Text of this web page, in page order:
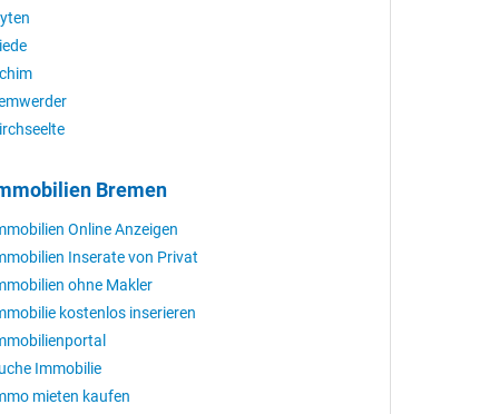
Bremen
Online Anzeigen
Inserate von Privat
ohne Makler
kostenlos inserieren
Immobilie
mieten kaufen